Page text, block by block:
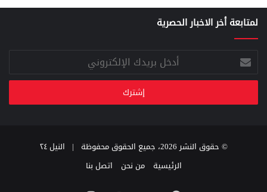
لمتابعة أخر الاخبار الحصرية
أدخل
بريدك
الإلكتروني
© حقوق النشر 2026، جميع الحقوق محفوظة |
النيل ٢٤
الرئيسية
من نحن اتصل بنا